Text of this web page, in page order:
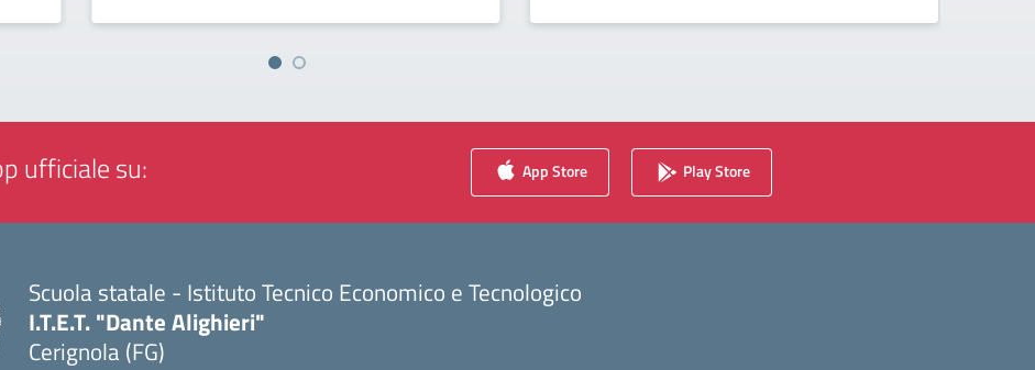
ufficiale su: App Store Play Store
Scuola statale - Istituto Tecnico Economico e Tecnologico
I.T.E.T. "Dante Alighieri"
Cerignola (FG)